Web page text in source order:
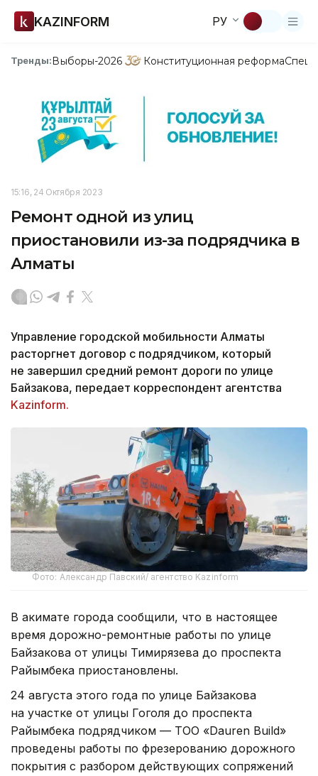
KAZINFORM РУ
Тренды:Выборы-2026 Конституционная реформа
15:16, 24 Октября 2023
Ремонт одной из улиц
приостановили из-за подрядчика в
Алматы
Управление городской мобильности Алматы
расторгнет договор с подрядчиком, который
не завершил средний ремонт дороги по улице
Байзакова, передает корреспондент агентства
Kazinform.
Фото: Александр Павский/ агентство Kazinform
В акимате города сообщили, что в настоящее
время дорожно-ремонтные работы по улице
Байзакова от улицы Тимирязева до проспекта
Райымбека приостановлены.
24 августа этого года по улице Байзакова
на участке от улицы Гоголя до проспекта
Райымбека подрядчиком — ТОО «Dauren Build»
проведены работы по фрезерованию дорожного
покрытия с разбором действующих сопряжений